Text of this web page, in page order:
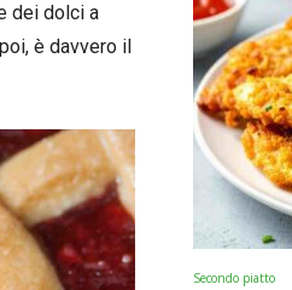
dei dolci a
è davvero il
Secondo piatto